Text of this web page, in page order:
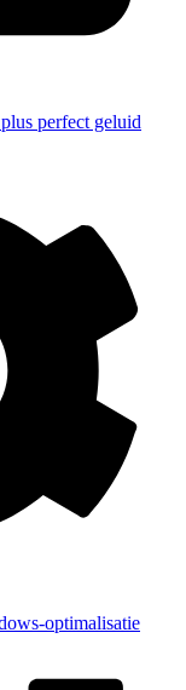
perfect geluid
optimalisatie